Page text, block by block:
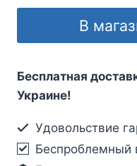
В
Бесплатная
Украине!
Удовольствие
Беспроблемный